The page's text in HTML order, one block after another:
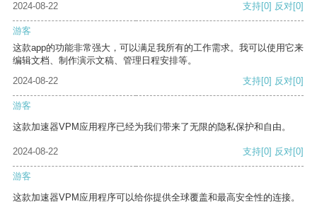
2024-08-22
支持[0] 反对[0]
游客
这款app的功能非常强大，可以满足我所有的工作需求。我可以使用它来
编辑文档、制作演示文稿、管理日程安排等。
2024-08-22
支持[0] 反对[0]
游客
这款加速器VPM应用程序已经为我们带来了无限的隐私保护和自由。
2024-08-22 支持[0] 反对[0]
游客
这款加速器VPM应用程序可以给你提供全球覆盖和最高安全性的连接。